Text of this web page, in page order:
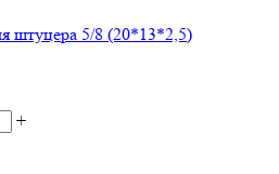
штуцера 5/8 (20*13*2,5)
+